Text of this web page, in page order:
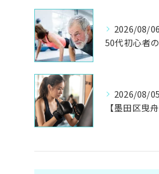
2026/08/06
2026/08/05